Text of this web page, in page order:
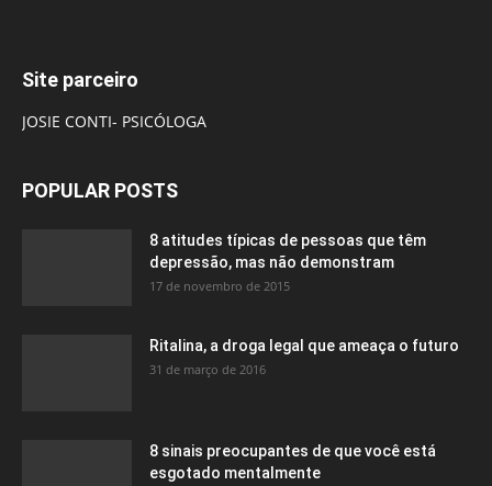
Site parceiro
JOSIE CONTI- PSICÓLOGA
POPULAR POSTS
8 atitudes típicas de pessoas que têm
depressão, mas não demonstram
17 de novembro de 2015
Ritalina, a droga legal que ameaça o futuro
31 de março de 2016
8 sinais preocupantes de que você está
esgotado mentalmente